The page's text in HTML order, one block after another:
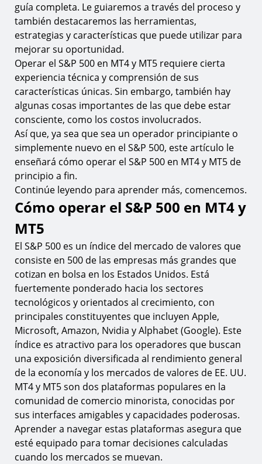
1. Descargue la plataforma de trading MT4 o MT5
2. Paso 1. Registra tu cuenta
3.
Paso 2. Crea una cuenta demo o real
4. Paso 3. Descarga la plataforma de trading MT4 o
MT5
5. Paso 4. Financia tu cuenta
6. Paso 5. Transfiere tus fondos a la plataforma de
trading MT4 o MT5
7. Paso 6. Inicia sesión en la plataforma de trading
MT4 o MT5
Cómo encontrar el S&P 500 (S&P500) en MT4 y
MT5
Cómo realizar una operación con el S&P 500 en
MT4 y MT5
8. Paso 1. Encuentre el S&P 500 en la ventana de
observación del mercado
9. Paso 2. Establezca los parámetros de su operación
10. Paso 3. Ejecute y coloque su operación
Los fundamentos del trading del S&P 500 en
MT4 y MT5
11. Especificación del contrato del S&P 500
12. Qué mueve los precios del S&P 500
13.
Análisis de mercado y generación de señales de
trading
14. Requisitos de apalancamiento y margen
15. Tamaños de lote y fundamentos de gestión de
riesgos
guía completa. Le guiaremos a través del proceso y
también destacaremos las herramientas,
estrategias y características que puede utilizar para
mejorar su oportunidad.
Operar el S&P 500 en MT4 y MT5 requiere cierta
experiencia técnica y comprensión de sus
características únicas. Sin embargo, también hay
algunas cosas importantes de las que debe estar
consciente, como los costos involucrados.
Así que, ya sea que sea un operador principiante o
simplemente nuevo en el S&P 500, este artículo le
enseñará cómo operar el S&P 500 en MT4 y MT5 de
principio a fin.
Continúe leyendo para aprender más, comencemos.
Cómo operar el S&P 500 en MT4 y
MT5
El S&P 500 es un índice del mercado de valores que
consiste en 500 de las empresas más grandes que
cotizan en bolsa en los Estados Unidos. Está
fuertemente ponderado hacia los sectores
tecnológicos y orientados al crecimiento, con
principales constituyentes que incluyen Apple,
Microsoft, Amazon, Nvidia y Alphabet (Google). Este
índice es atractivo para los operadores que buscan
una exposición diversificada al rendimiento general
de la economía y los mercados de valores de EE. UU.
MT4 y MT5 son dos plataformas populares en la
comunidad de comercio minorista, conocidas por
sus interfaces amigables y capacidades poderosas.
Aprender a navegar estas plataformas asegura que
esté equipado para tomar decisiones calculadas
cuando los mercados se muevan.